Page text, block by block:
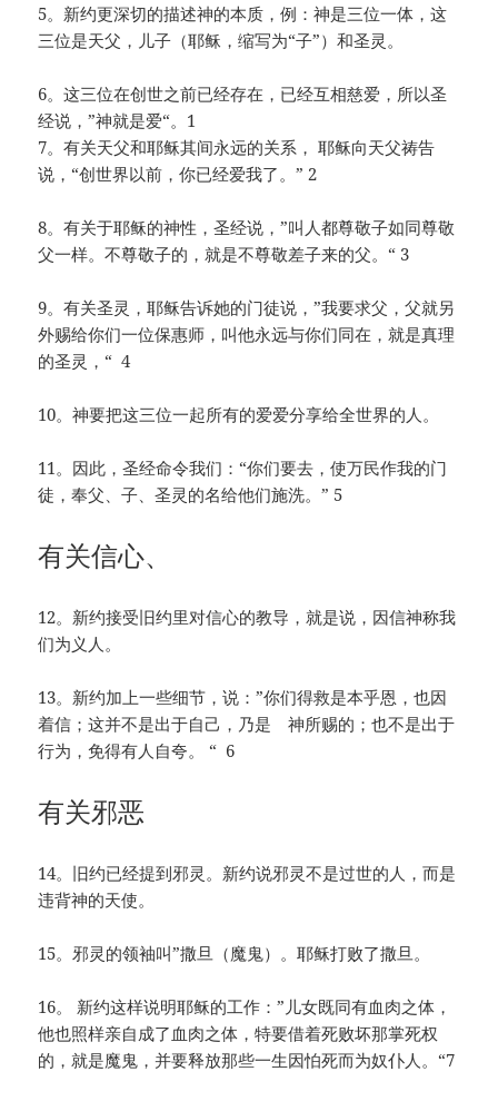
5。新约更深切的描述神的本质，例：神是三位一体，这
三位是天父，儿子（耶稣，缩写为“子”）和圣灵。
6。这三位在创世之前已经存在，已经互相慈爱，所以圣
经说，”神就是爱“。1
7。有关天父和耶稣其间永远的关系， 耶稣向天父祷告
说，“创世界以前，你已经爱我了。” 2
8。有关于耶稣的神性，圣经说，”叫人都尊敬子如同尊敬
父一样。不尊敬子的，就是不尊敬差子来的父。“ 3
9。有关圣灵，耶稣告诉她的门徒说，”我要求父，父就另
外赐给你们一位保惠师，叫他永远与你们同在，就是真理
的圣灵，“ 4
10。神要把这三位一起所有的爱爱分享给全世界的人。
11。因此，圣经命令我们：“你们要去，使万民作我的门
徒，奉父、子、圣灵的名给他们施洗。” 5
有关信心、
12。新约接受旧约里对信心的教导，就是说，因信神称我
们为义人。
13。新约加上一些细节，说：”你们得救是本乎恩，也因
着信；这并不是出于自己，乃是 神所赐的；也不是出于
行为，免得有人自夸。 “ 6
有关邪恶
14。旧约已经提到邪灵。新约说邪灵不是过世的人，而是
违背神的天使。
15。邪灵的领袖叫”撒旦（魔鬼）。耶稣打败了撒旦。
16。 新约这样说明耶稣的工作：”儿女既同有血肉之体，
他也照样亲自成了血肉之体，特要借着死败坏那掌死权
的，就是魔鬼，并要释放那些一生因怕死而为奴仆人。“7